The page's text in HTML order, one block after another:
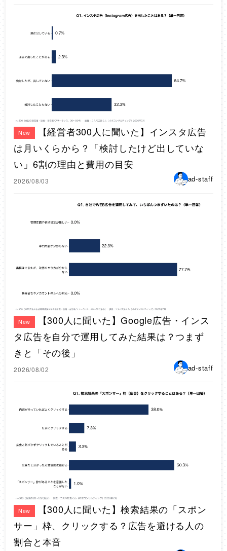
New
【経営者300人に聞いた】インスタ広告
は月いくらから？「検討したけど出していな
い」6割の理由と費用の目安
2026/08/03 ad-staff
New
【300人に聞いた】Google広告・インス
タ広告を自分で運用してみた結果は？つまず
きと「その後」
2026/08/02 ad-staff
New
【300人に聞いた】検索結果の「スポン
サー」枠、クリックする？広告を避ける人の
割合と本音